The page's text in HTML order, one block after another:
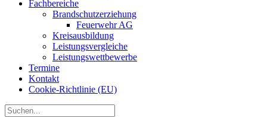
Fachbereiche
Brandschutzerziehung
Feuerwehr AG
Kreisausbildung
Leistungsvergleiche
Leistungswettbewerbe
Termine
Kontakt
Cookie-Richtlinie (EU)